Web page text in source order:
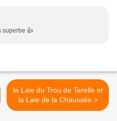
superbe 👍
la Laie du Trou de Terelle et
la Laie de la Chaussée >